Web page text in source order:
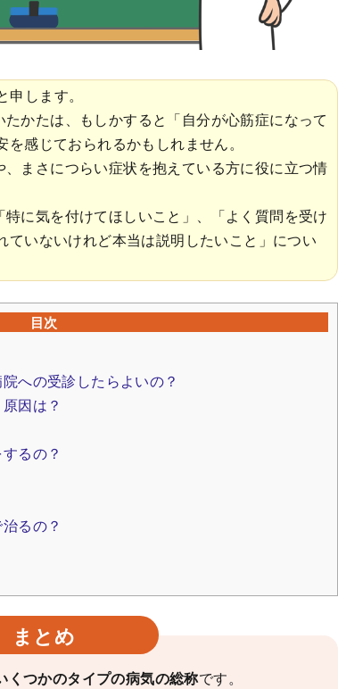
します。
かたは、もしかすると「自分が心筋症になって
感じておられるかもしれません。
まさにつらい症状を抱えている方に役に立つ情
に気を付けてほしいこと」、「よく質問を受け
ていないけれど本当は説明したいこと」につい
目次
への受診したらよいの？
因は？
るの？
るの？
まとめ
くつかのタイプの病気の総称です。